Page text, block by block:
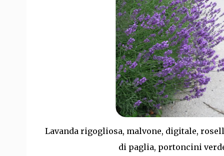
Lavanda rigogliosa, malvone, digitale,
di paglia, portoncini